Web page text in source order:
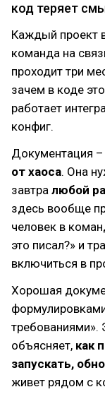
код теряет
Каждый проект
команда на
проходит три
зачем в коде
работает
конфиг.
Документация –
от хаоса. Она
завтра любой
здесь вообще
человек в
это писал?» и
включиться в
Хорошая
требованиями».
объясняет, как
запускать,
живет рядом с